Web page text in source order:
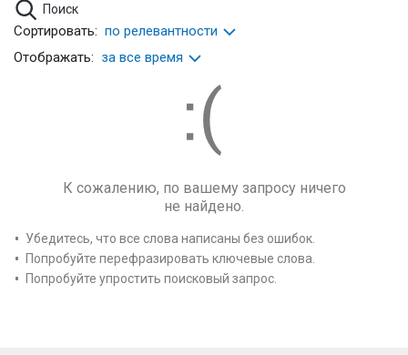
Поиск
Сортировать: по релевантности
Отображать: за все время
К сожалению, по вашему запросу ничего
не найдено.
Убедитесь, что все слова написаны без ошибок.
Попробуйте перефразировать ключевые слова.
Попробуйте упростить поисковый запрос.